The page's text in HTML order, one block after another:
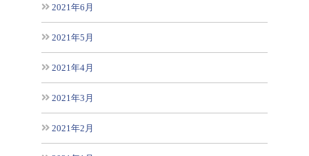
2021年6月
2021年5月
2021年4月
2021年3月
2021年2月